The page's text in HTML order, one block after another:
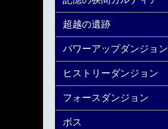
超越の遺跡
パワーアップダンジョン
ヒストリーダンジョン
フォースダンジョン
ボス